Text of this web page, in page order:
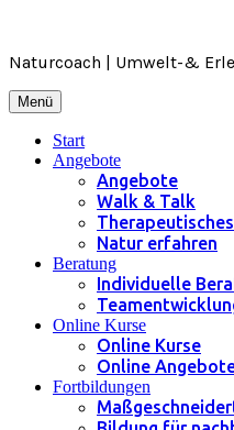
springen
Naturcoach | Umwelt-&
Menü
Start
Angebote
Angebote
Walk & Talk
Natur erfahren
Beratung
Individuelle
Online Kurse
Online Kurse
Online
Fortbildungen